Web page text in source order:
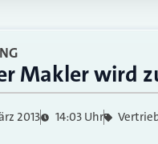
Makler wird
2013 14:03 Uhr